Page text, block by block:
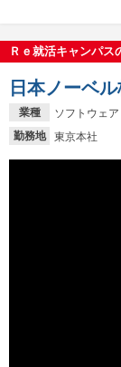
Ｒｅ就活キャンパス
業種
ソフトウェ
勤務地
東京本社
日本ノーベ